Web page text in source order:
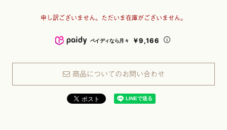
申し訳ございません。ただいま在庫がございません。
ペイディなら月々 ￥9,166
商品についてのお問い合わせ